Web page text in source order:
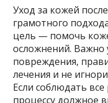
Уход за кожей
грамотного
цель — помочь
осложнений. Важно
повреждения,
лечения и не
Если соблюдать
процессу должное